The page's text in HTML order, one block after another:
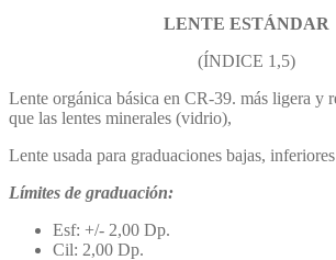
LENTE ESTÁNDAR
(ÍNDICE 1,5)
Lente orgánica básica en CR-39. más ligera y
que las lentes minerales (vidrio),
Lente usada para graduaciones bajas,
Límites de graduación:
Esf: +/- 2,00 Dp.
Cil: 2,00 Dp.